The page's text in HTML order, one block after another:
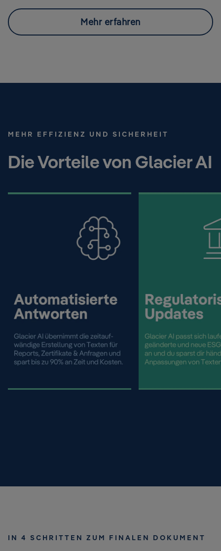
Mehr erfahren
MEHR EFFIZIENZ UND SICHERHEIT
Die Vorteile von Glacier AI
IN 4 SCHRITTEN ZUM FINALEN DOKUMENT